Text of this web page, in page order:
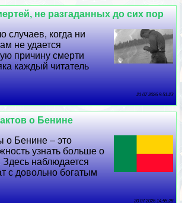
не разгаданных до сих пор
случаев, когда ни
не удается
причину cмepти
каждый читатель
21 07 2026 9:51:23
о Бенине
о Бенине – это
узнать больше о
наблюдается
с довольно богатым
20 07 2026 14:55:28